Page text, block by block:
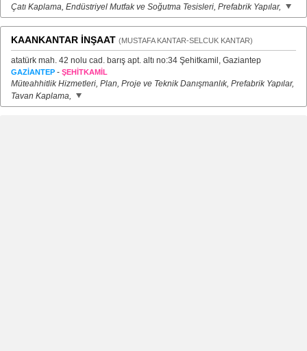
Çatı Kaplama, Endüstriyel Mutfak ve Soğutma Tesisleri, Prefabrik Yapılar,
KAANKANTAR İNŞAAT (MUSTAFA KANTAR-SELCUK KANTAR)
atatürk mah. 42 nolu cad. barış apt. altı no:34 Şehitkamil, Gaziantep
GAZİANTEP - ŞEHİTKAMİL
Müteahhitlik Hizmetleri, Plan, Proje ve Teknik Danışmanlık, Prefabrik Yapılar,
Tavan Kaplama,